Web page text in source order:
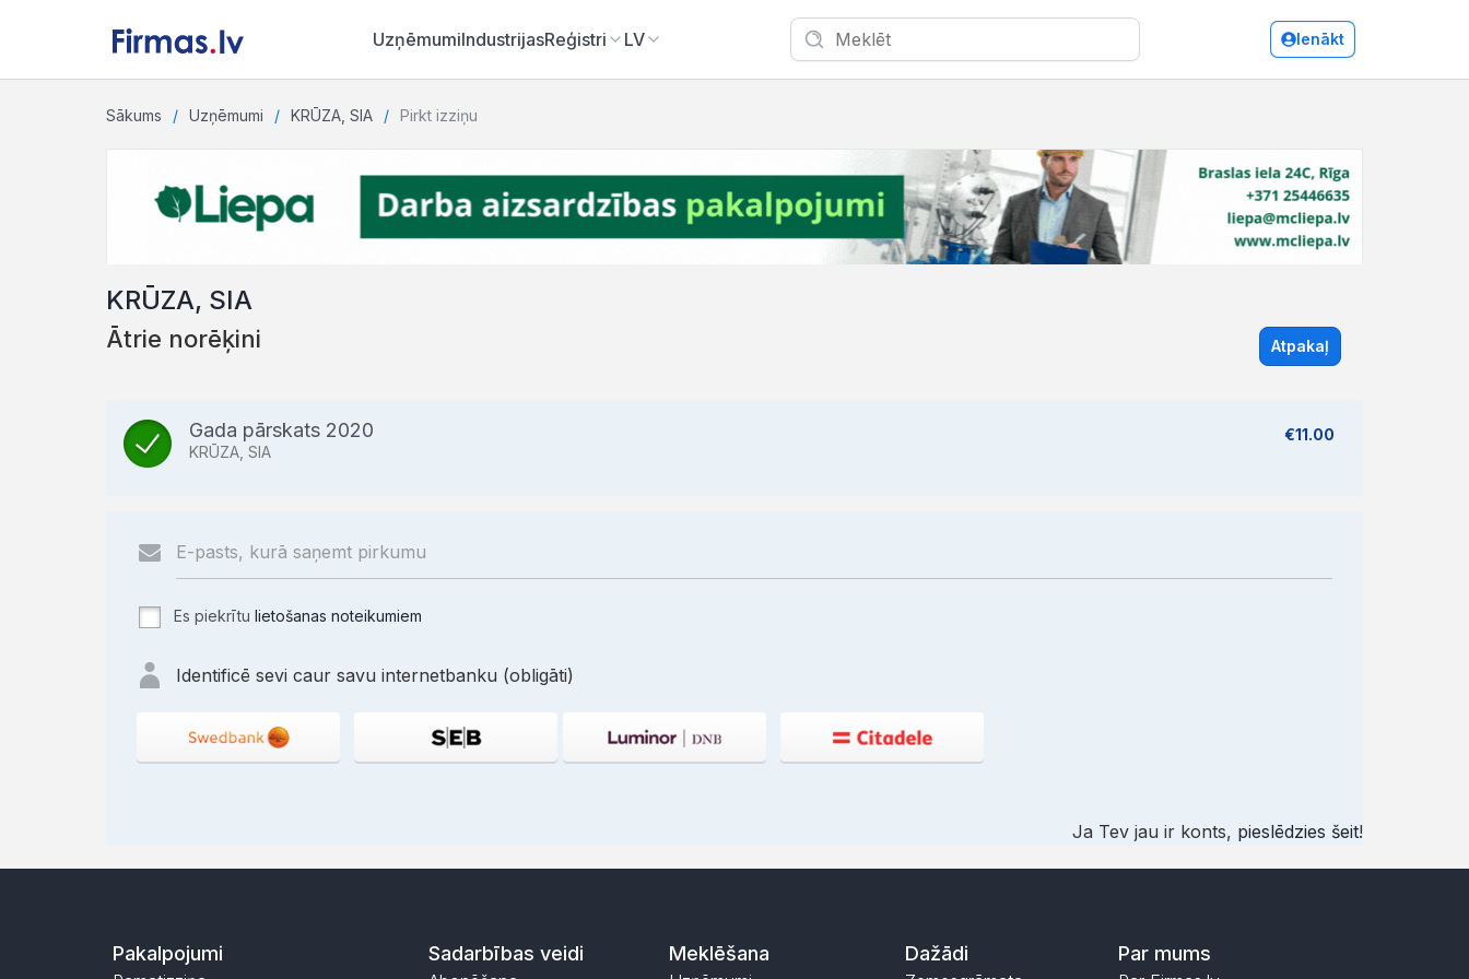
UzņēmumiIndustrijasReģistri LV Ienākt
Sākums Uzņēmumi KRŪZA, SIA Pirkt izziņu
KRŪZA, SIA
Ātrie norēķini Atpakaļ
Gada pārskats 2020
KRŪZA, SIA
€11.00
Es piekrītu lietošanas noteikumiem
Identificē sevi caur savu internetbanku (obligāti)
Ja Tev jau ir konts, pieslēdzies šeit!
Pakalpojumi Sadarbības veidi Meklēšana Dažādi Par mums